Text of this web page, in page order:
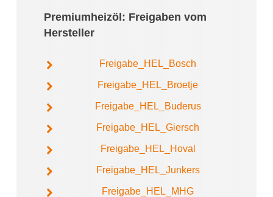
Premiumheizöl: Freigaben vom
Hersteller
Freigabe_HEL_Bosch
Freigabe_HEL_Broetje
Freigabe_HEL_Buderus
Freigabe_HEL_Giersch
Freigabe_HEL_Hoval
Freigabe_HEL_Junkers
Freigabe_HEL_MHG